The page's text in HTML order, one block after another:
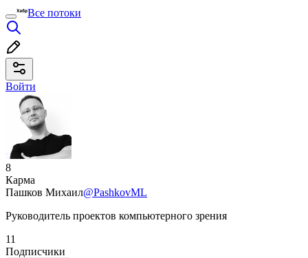
Все потоки
Войти
8
Карма
Пашков Михаил@PashkovML
Руководитель проектов компьютерного зрения
11
Подписчики